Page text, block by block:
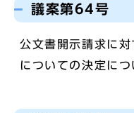
議案第64号
公文書開示請求に
についての決定に